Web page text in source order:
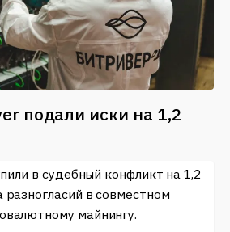
подали иски на 1,2
в судебный конфликт на 1,2
разногласий в совместном
майнингу.